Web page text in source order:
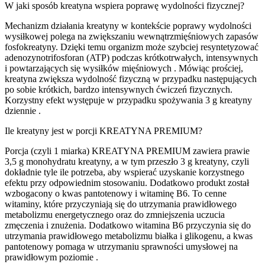
W jaki sposób kreatyna wspiera poprawę wydolności fizycznej?
Mechanizm działania kreatyny w kontekście poprawy wydolności
wysiłkowej polega na zwiększaniu wewnątrzmięśniowych zapasów
fosfokreatyny. Dzięki temu organizm może szybciej resyntetyzować
adenozynotrifosforan (ATP) podczas krótkotrwałych, intensywnych
i powtarzających się wysiłków mięśniowych . Mówiąc prościej,
kreatyna zwiększa wydolność fizyczną w przypadku następujących
po sobie krótkich, bardzo intensywnych ćwiczeń fizycznych.
Korzystny efekt występuje w przypadku spożywania 3 g kreatyny
dziennie .
Ile kreatyny jest w porcji KREATYNA PREMIUM?
Porcja (czyli 1 miarka) KREATYNA PREMIUM zawiera prawie
3,5 g monohydratu kreatyny, a w tym przeszło 3 g kreatyny, czyli
dokładnie tyle ile potrzeba, aby wspierać uzyskanie korzystnego
efektu przy odpowiednim stosowaniu. Dodatkowo produkt został
wzbogacony o kwas pantotenowy i witaminę B6. To cenne
witaminy, które przyczyniają się do utrzymania prawidłowego
metabolizmu energetycznego oraz do zmniejszenia uczucia
zmęczenia i znużenia. Dodatkowo witamina B6 przyczynia się do
utrzymania prawidłowego metabolizmu białka i glikogenu, a kwas
pantotenowy pomaga w utrzymaniu sprawności umysłowej na
prawidłowym poziomie .